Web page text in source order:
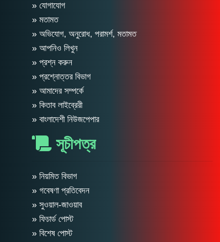
» যোগাযোগ
» মতামত
» অভিযোগ, অনুরোধ, পরামর্শ, মতামত
» আপনিও লিখুন
» প্রশ্ন করুন
» প্রশ্নোত্তর বিভাগ
» আমাদের সম্পর্কে
» কিতাব লাইব্রেরী
» বাংলাদেশী নিউজপেপার
সূচীপত্র
» নিয়মিত বিভাগ
» গবেষণা প্রতিবেদন
» সুওয়াল-জাওয়াব
» ফিচার্ড পোস্ট
» বিশেষ পোস্ট